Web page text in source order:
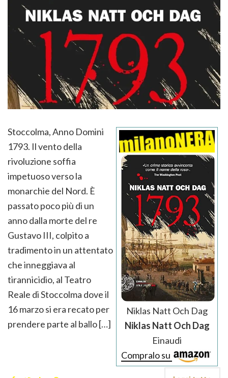
Niklas Natt Och Dag
Niklas Natt Och Dag
Einaudi
Compralo su
Stoccolma, Anno Domini
1793. Il vento della
rivoluzione soffia
impetuoso verso la
monarchie del Nord. È
passato poco più di un
anno dalla morte del re
Gustavo III, colpito a
tradimento in un attentato
che inneggiava al
tirannicidio, al Teatro
Reale di Stoccolma dove il
16 marzo si era recato per
prendere parte al ballo […]